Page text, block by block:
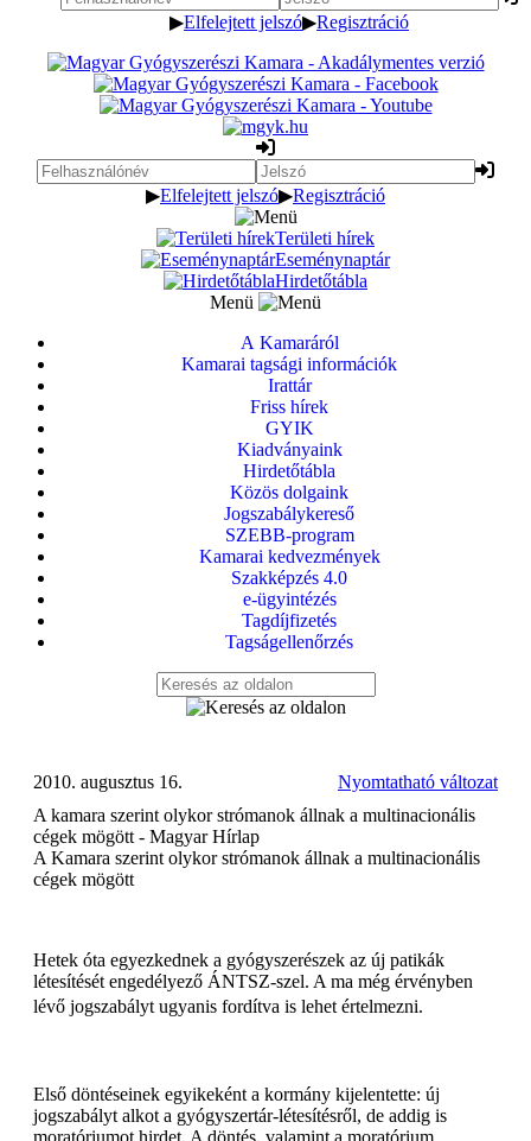
▶Elfelejtett jelszó▶Regisztráció
▶Elfelejtett jelszó▶Regisztráció
Területi hírek
Eseménynaptár
Hirdetőtábla
Menü
A Kamaráról
Kamarai tagsági információk
Irattár
Friss hírek
GYIK
Kiadványaink
Hirdetőtábla
Közös dolgaink
Jogszabálykereső
SZEBB-program
Kamarai kedvezmények
Szakképzés 4.0
e-ügyintézés
Tagdíjfizetés
Tagságellenőrzés
Nyomtatható változat
2010. augusztus 16.
A kamara szerint olykor strómanok állnak a multinacionális
cégek mögött - Magyar Hírlap
A Kamara szerint olykor strómanok állnak a multinacionális
cégek mögött
Hetek óta egyezkednek a gyógyszerészek az új patikák
létesítését engedélyező ÁNTSZ-szel. A ma még érvényben
lévő jogszabályt ugyanis fordítva is lehet értelmezni.
Első döntéseinek egyikeként a kormány kijelentette: új
jogszabályt alkot a gyógyszertár-létesítésről, de addig is
moratóriumot hirdet. A döntés, valamint a moratórium